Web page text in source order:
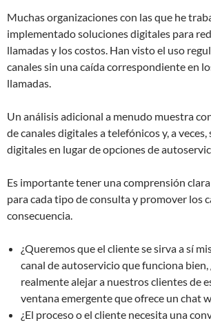
Muchas organizaciones con las que he
implementado soluciones digitales para
llamadas y los costos. Han visto el uso
canales sin una caída correspondiente en
llamadas.
Un análisis adicional a menudo muestra
de canales digitales a telefónicos y, a
digitales en lugar de opciones de
Es importante tener una comprensión
para cada tipo de consulta y promover los
consecuencia.
¿Queremos que el cliente se sirva a sí
canal de autoservicio que funciona bien,
realmente alejar a nuestros clientes de
ventana emergente que ofrece un chat
¿El proceso o el cliente necesita una